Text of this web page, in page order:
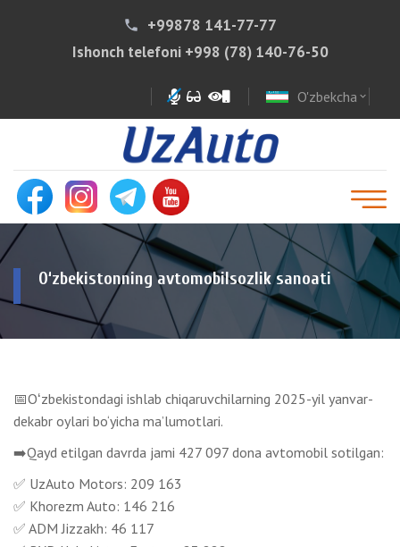
phone
+99878 141-77-77
Ishonch telefoni +998 (78) 140-76-50
O'zbekcha expand_more
O‘zbekistonning avtomobilsozlik sanoati
📅Oʻzbekistondagi ishlab chiqaruvchilarning 2025-yil yanvar-
dekabr oylari bo‘yicha ma’lumotlari.
➡️Qayd etilgan davrda jami 427 097 dona avtomobil sotilgan:
✅ UzAuto Motors: 209 163
✅ Khorezm Auto: 146 216
✅ ADM Jizzakh: 46 117